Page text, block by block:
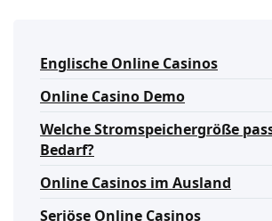
Englische Online Casinos
Online Casino Demo
Welche Stromspeichergröße
Bedarf?
Online Casinos im Ausland
Seriöse Online Casinos